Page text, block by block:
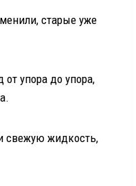
старые уже
упора до упора,
свежую жидкость,